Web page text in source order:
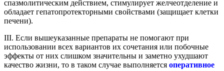
спазмолитическим действием, стимулирует желчеотделение и
обладает гепатопротекторными свойствами (защищает клетки
печени).
III. Если вышеуказанные препараты не помогают при
использовании всех вариантов их сочетания или побочные
эффекты от них слишком значительны и заметно ухудшают
качество жизни, то в таком случае выполняется оперативное